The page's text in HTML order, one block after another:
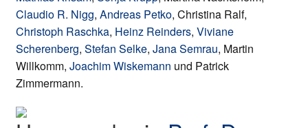
Claudio R. Nigg, Andreas Petko, Christina Ralf,
Christoph Raschka, Heinz Reinders, Viviane
Scherenberg, Stefan Selke, Jana Semrau, Martin
Willkomm, Joachim Wiskemann und Patrick
Zimmermann.